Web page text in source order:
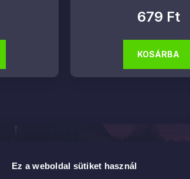
Ez a weboldal sütiket használ
679 Ft
KOSÁRBA
megoldások 2142 Nagytarcsa, Asbóth